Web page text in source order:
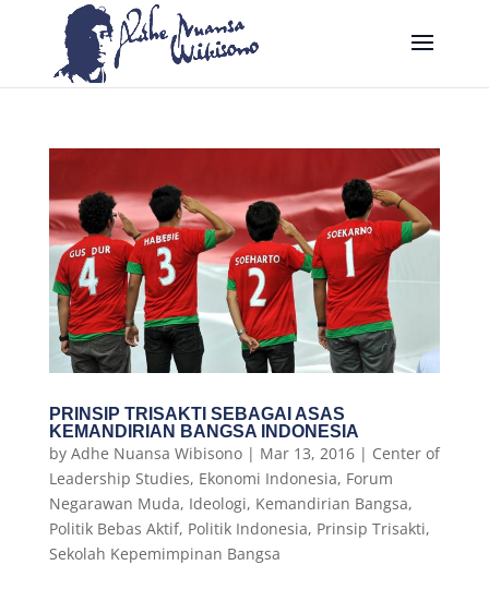
PRINSIP TRISAKTI SEBAGAI ASAS
KEMANDIRIAN BANGSA INDONESIA
by Adhe Nuansa Wibisono| Mar 13, 2016| Center of
Leadership Studies, Ekonomi Indonesia, Forum
Negarawan Muda, Ideologi, Kemandirian Bangsa,
Politik Bebas Aktif, Politik Indonesia, Prinsip Trisakti,
Sekolah Kepemimpinan Bangsa